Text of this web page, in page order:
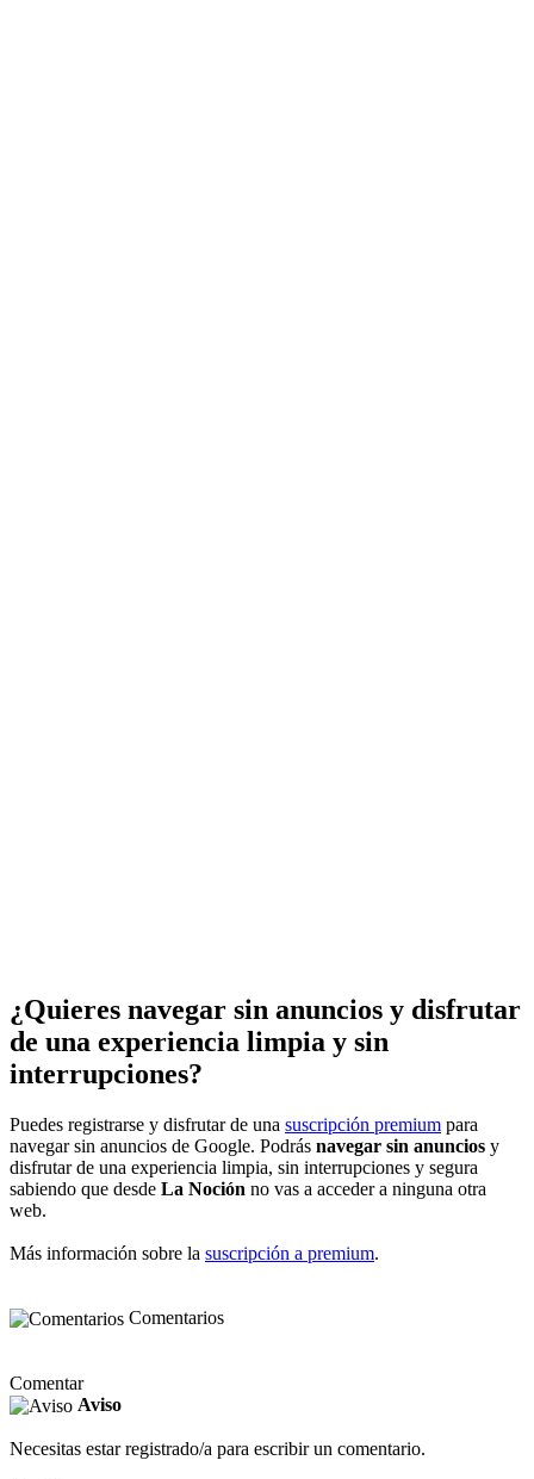
¿Quieres navegar sin anuncios y disfrutar
de una experiencia limpia y sin
interrupciones?
Puedes registrarse y disfrutar de una suscripción premium para
navegar sin anuncios de Google. Podrás navegar sin anuncios y
disfrutar de una experiencia limpia, sin interrupciones y segura
sabiendo que desde La Noción no vas a acceder a ninguna otra
web.
Más información sobre la suscripción a premium.
Comentarios
Comentar
Aviso
Necesitas estar registrado/a para escribir un comentario.